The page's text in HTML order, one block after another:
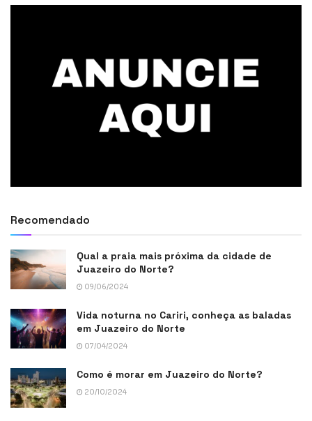
Recomendado
Qual a praia mais próxima da cidade de
Juazeiro do Norte?
09/06/2024
Vida noturna no Cariri, conheça as baladas
em Juazeiro do Norte
07/04/2024
Como é morar em Juazeiro do Norte?
20/10/2024